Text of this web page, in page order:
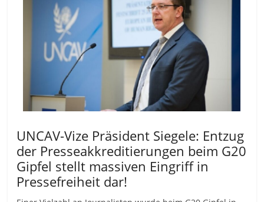
UNCAV-Vize Präsident Siegele: Entzug
der Presseakkreditierungen beim G20
Gipfel stellt massiven Eingriff in
Pressefreiheit dar!